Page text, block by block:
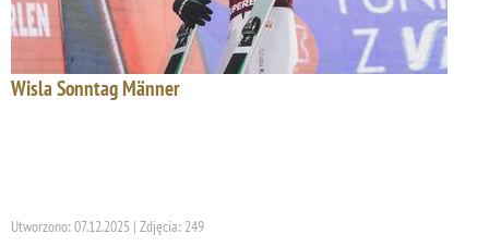
Wisla Sonntag Männer
Utworzono: 07.12.2025 | Zdjęcia: 249